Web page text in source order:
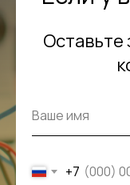
Оставьте
+7